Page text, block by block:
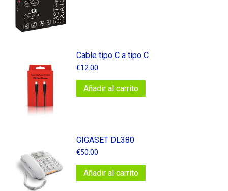
Cable tipo C a tipo C
€12.00
Añadir al carrito
GIGASET DL380
€50.00
Añadir al carrito